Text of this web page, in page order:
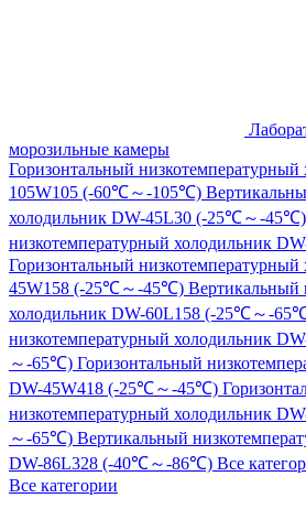
морозильные камеры
Горизонтальный
105W105 (-60℃～-105℃)
холодильник DW-45L30 (-25℃～-45℃)
низкотемпературный холодильник
Горизонтальный
45W158 (-25℃～-45℃) Вертикальный
холодильник DW-60L158 (-25℃～-
низкотемпературный холодильник
～-65℃) Горизонтальный
DW-45W418 (-25℃～-45℃)
низкотемпературный холодильник
～-65℃) Вертикальный
DW-86L328 (-40℃～-86℃) Все
Все категории